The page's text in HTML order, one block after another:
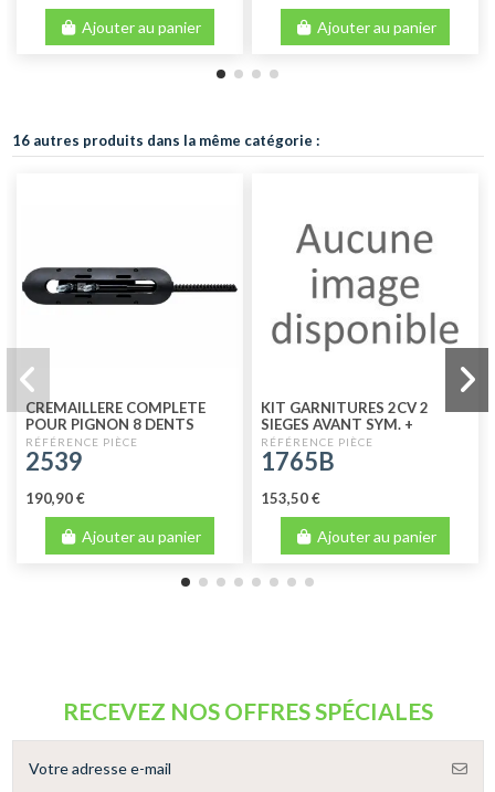
Ajouter au panier Ajouter au panier
16 autres produits dans la même catégorie :
CREMAILLERE COMPLETE
POUR PIGNON 8 DENTS
2539
190,90 €
Ajouter au panier
KIT GARNITURES 2CV 2
SIEGES AVANT SYM. +
BANQUETTE ARR. SKAI
BLANC
1765B
153,50 €
Ajouter au panier
RECEVEZ NOS OFFRES SPÉCIALES